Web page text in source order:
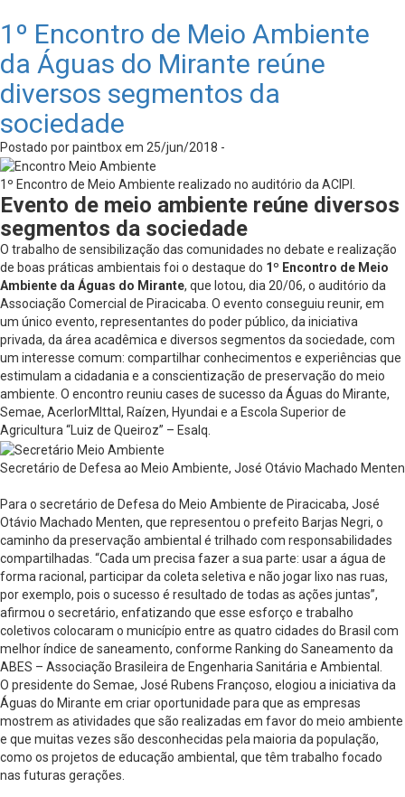
1º Encontro de Meio Ambiente
da Águas do Mirante reúne
diversos segmentos da
sociedade
Postado por paintbox em 25/jun/2018 -
1º Encontro de Meio Ambiente realizado no auditório da ACIPI.
Evento de meio ambiente reúne diversos
segmentos da sociedade
O trabalho de sensibilização das comunidades no debate e realização
de boas práticas ambientais foi o destaque do 1º Encontro de Meio
Ambiente da Águas do Mirante, que lotou, dia 20/06, o auditório da
Associação Comercial de Piracicaba. O evento conseguiu reunir, em
um único evento, representantes do poder público, da iniciativa
privada, da área acadêmica e diversos segmentos da sociedade, com
um interesse comum: compartilhar conhecimentos e experiências que
estimulam a cidadania e a conscientização de preservação do meio
ambiente. O encontro reuniu cases de sucesso da Águas do Mirante,
Semae, AcerlorMIttal, Raízen, Hyundai e a Escola Superior de
Agricultura “Luiz de Queiroz” – Esalq.
Secretário de Defesa ao Meio Ambiente, José Otávio Machado
Para o secretário de Defesa do Meio Ambiente de Piracicaba, José
Otávio Machado Menten, que representou o prefeito Barjas Negri, o
caminho da preservação ambiental é trilhado com responsabilidades
compartilhadas. “Cada um precisa fazer a sua parte: usar a água de
forma racional, participar da coleta seletiva e não jogar lixo nas ruas,
por exemplo, pois o sucesso é resultado de todas as ações juntas”,
afirmou o secretário, enfatizando que esse esforço e trabalho
coletivos colocaram o município entre as quatro cidades do Brasil com
melhor índice de saneamento, conforme Ranking do Saneamento da
ABES – Associação Brasileira de Engenharia Sanitária e Ambiental.
O presidente do Semae, José Rubens Françoso, elogiou a iniciativa da
Águas do Mirante em criar oportunidade para que as empresas
mostrem as atividades que são realizadas em favor do meio ambiente
e que muitas vezes são desconhecidas pela maioria da população,
como os projetos de educação ambiental, que têm trabalho focado
nas futuras gerações.